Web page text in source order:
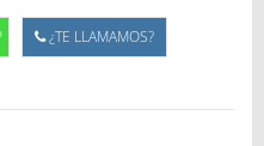
¿TE LLAMAMOS?